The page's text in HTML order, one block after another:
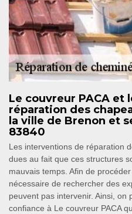
Le couvreur PACA et
réparation des
la ville de Brenon et
83840
Les interventions de réparation
dues au fait que ces structures
mauvais temps. Afin de
nécessaire de rechercher des
peuvent pas intervenir. Ainsi, on
confiance à Le couvreur PACA